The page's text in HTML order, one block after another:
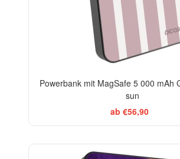
Powerbank mit MagSafe 5 000 mAh
sun
ab €56,90